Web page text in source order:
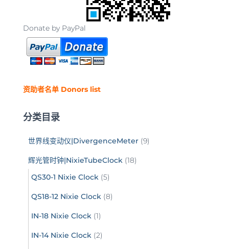
Donate by PayPal
资助者名单 Donors list
分类目录
世界线变动仪|DivergenceMeter (9)
辉光管时钟|NixieTubeClock (18)
QS30-1 Nixie Clock (5)
QS18-12 Nixie Clock (8)
IN-18 Nixie Clock (1)
IN-14 Nixie Clock (2)